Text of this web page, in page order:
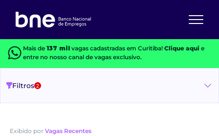
Mais de 137 milvagas cadastradas em Curitiba! Clique aquie
entre no nosso canal de vagas exclusivo.
Filtros 2
Exibido por Vagas Recentes